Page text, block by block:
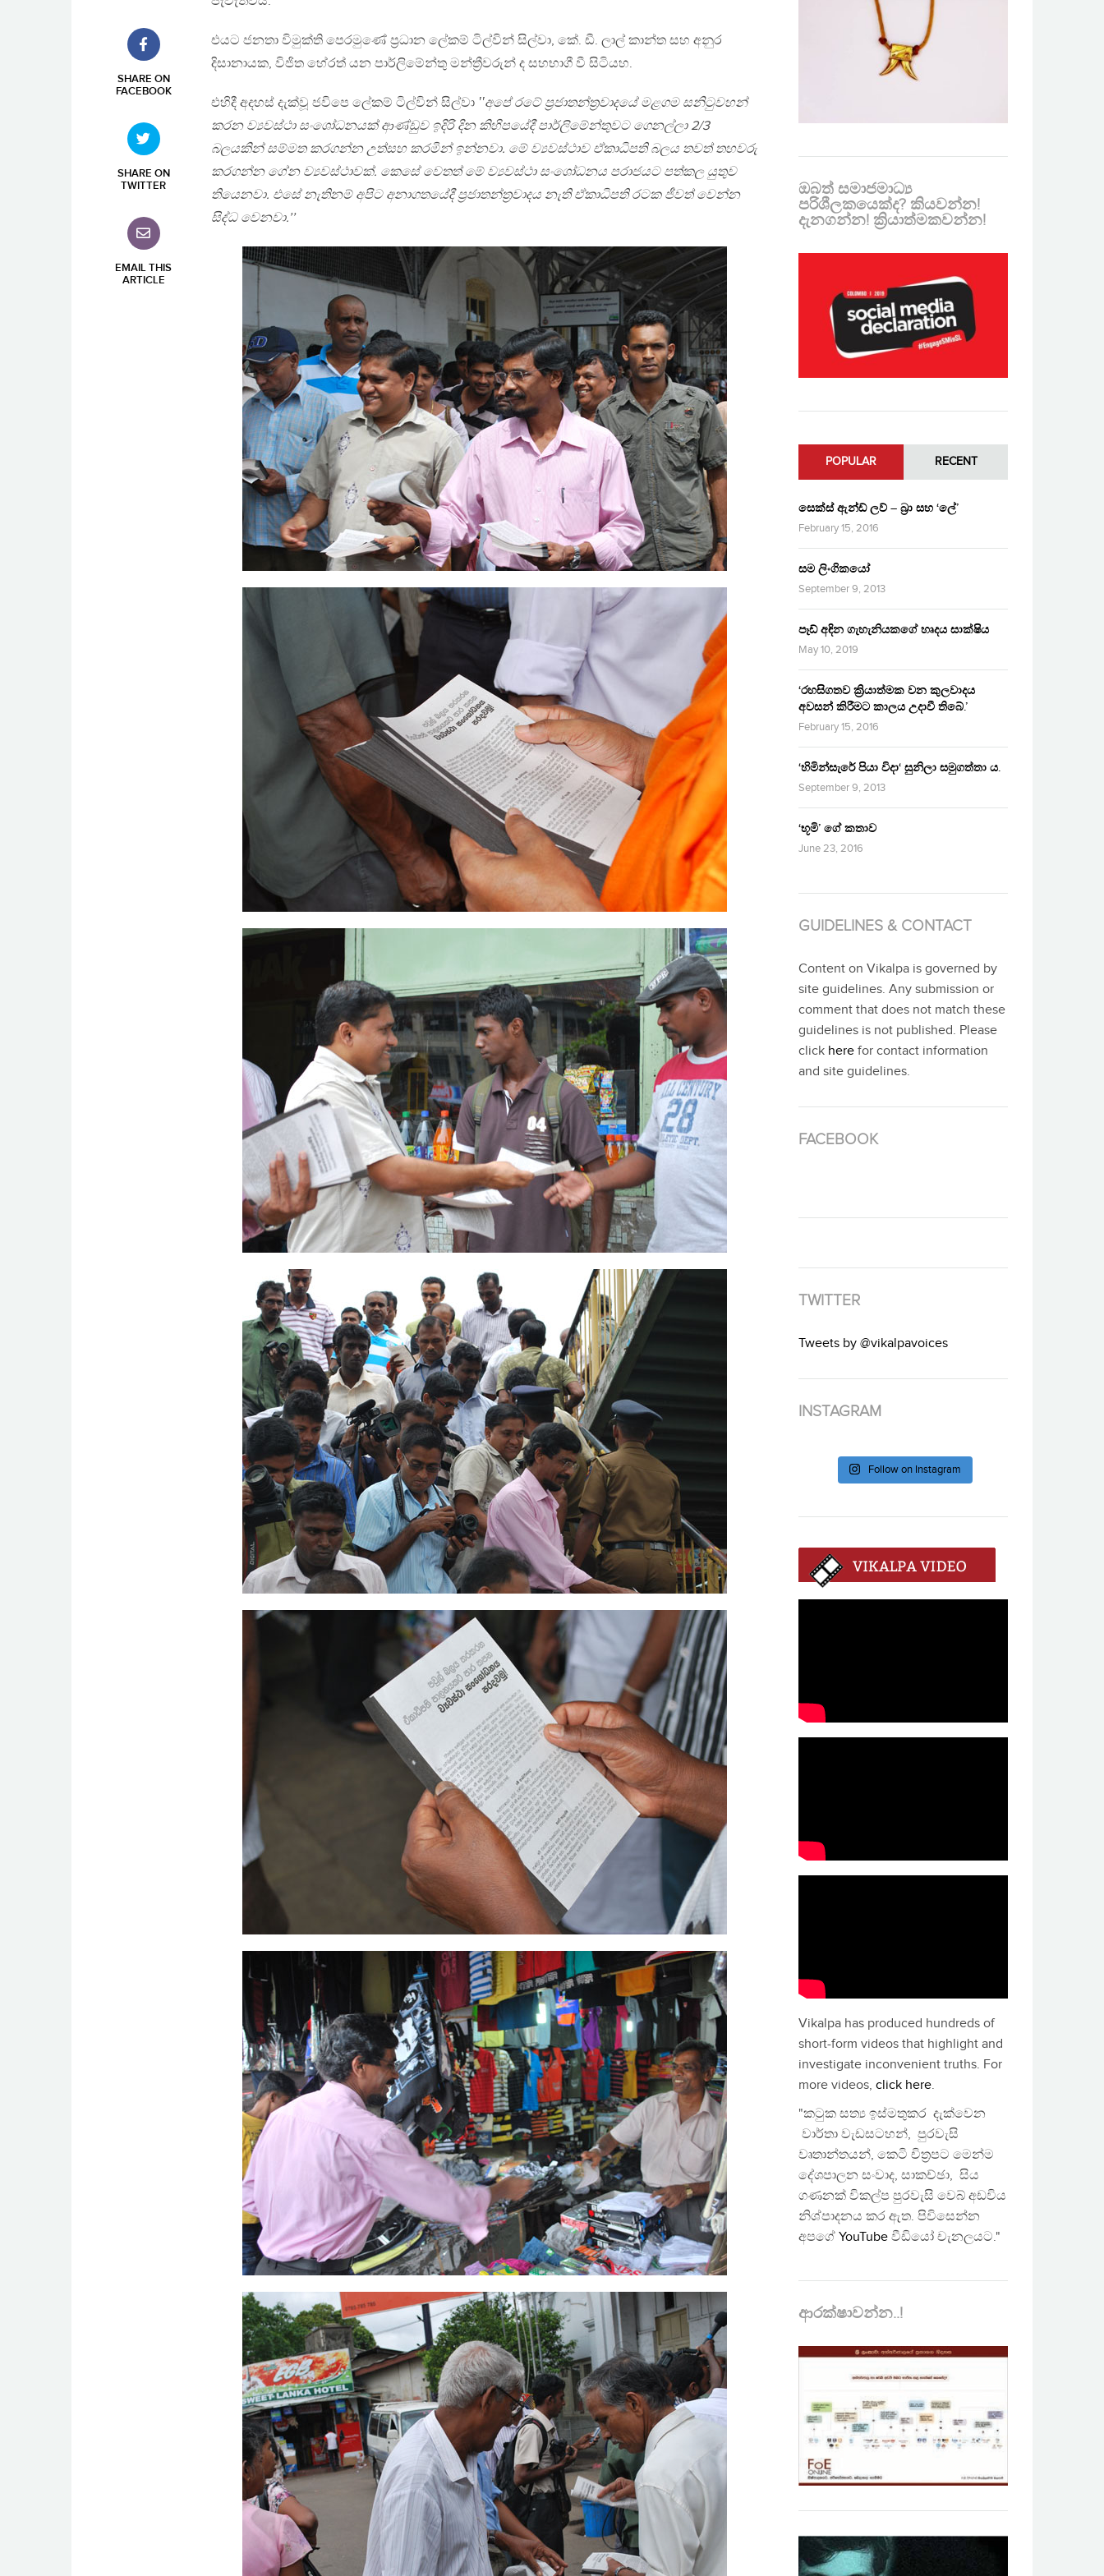
SHARE ON
FACEBOOK
SHARE ON
TWITTER
EMAIL THIS
ARTICLE
එයට ජනතා විමුක්ති පෙරමුණේ ප්‍රධාන ලේකම් ටිල්වින් සිල්වා, කේ. ඩී. ලාල් කාන්ත සහ අනුර
දිසානායක, විජිත හේරත් යන පාර්ලිමේන්තු මන්ත්‍රීවරුන් ද සහභාගී වී සිටියහ.
එහිදී අදහස් දැක්වූ ජවිපෙ ලේකම් ටිල්වින් සිල්වා ‛‛අපේ රටේ ප්‍රජාතන්ත්‍රවාදයේ මළගම සනිටුවහන්
කරන ව්‍යවස්ථා සංශෝධනයක් ආණ්ඩුව ඉදිරි දින කිහිපයේදී පාර්ලිමේන්තුවට ගෙනල්ලා 2/3
බලයකින් සම්මත කරගන්න උත්සහ කරමින් ඉන්නවා. මේ ව්‍යවස්ථාව ඒකාධිපති බලය තවත් තහවරු
කරගන්න ගේන ව්‍යවස්ථාවක්. කෙසේ වෙතත් මේ ව්‍යවස්ථා සංශෝධනය පරාජයට පත්කල යුතුව
තියෙනවා. එසේ නැතිනම් අපිට අනාගතයේදී ප්‍රජාතන්ත්‍රවාදය නැති ඒකාධිපති රටක ජීවත් වෙන්න
සිද්ධ වෙනවා.’’
ඔබත් සමාජමාධ්‍ය
පරිශීලකයෙක්ද? කියවන්න!
දැනගන්න! ක්‍රියාත්මකවන්න!
POPULAR RECENT
සෙක්ස් ඇන්ඩ් ලව් – බ්‍රා සහ ‘ලේ’
February 15, 2016
සම ලිංගිකයෝ
September 9, 2013
පෑඩ් අඳින ගැහැනියකගේ හෘදය සාක්ෂිය
May 10, 2019
‘රහසිගතව ක්‍රියාත්මක වන කුලවාදය
අවසන් කිරීමට කාලය උදාවී තිබේ.’
February 15, 2016
‘හිමින්සැරේ පියා විදා‘ සුනිලා සමුගත්තා ය.
September 9, 2013
‘භූමි’ ගේ කතාව
June 23, 2016
GUIDELINES & CONTACT
Content on Vikalpa is governed by
site guidelines. Any submission or
comment that does not match these
guidelines is not published. Please
click here for contact information
and site guidelines.
FACEBOOK
TWITTER
Tweets by @vikalpavoices
INSTAGRAM
Follow on Instagram
Vikalpa has produced hundreds of
short-form videos that highlight and
investigate inconvenient truths. For
more videos, click here.
"කටුක සත්‍ය ඉස්මතුකර දැක්වෙන
වාර්තා වැඩසටහන්, පුරවැසි
වෘතාන්තයන්, කෙටි චිත්‍රපට මෙන්ම
දේශපාලන සංවාද, සාකච්ඡා, සිය
ගණනක් විකල්ප පුරවැසි වෙබ් අඩවිය
නිශ්පාදනය කර ඇත. පිවිසෙන්න
අපගේ YouTube වීඩියෝ චැනලයට."
ආරක්ෂාවන්න..!